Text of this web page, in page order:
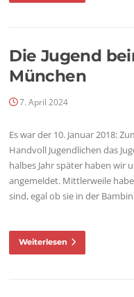
Die Jugend
München
7. April 2024
Es war der 10. Januar 2018:
Handvoll Jugendlichen das
halbes Jahr später haben wir
angemeldet. Mittlerweile
sind, egal ob sie in der
Weiterlesen